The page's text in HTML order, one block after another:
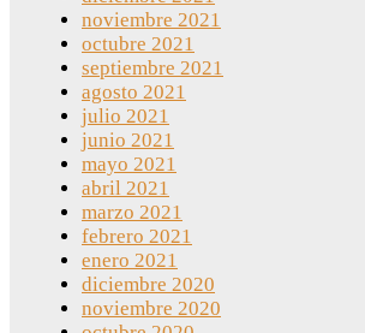
noviembre 2021
octubre 2021
septiembre 2021
agosto 2021
julio 2021
junio 2021
mayo 2021
abril 2021
marzo 2021
febrero 2021
enero 2021
diciembre 2020
noviembre 2020